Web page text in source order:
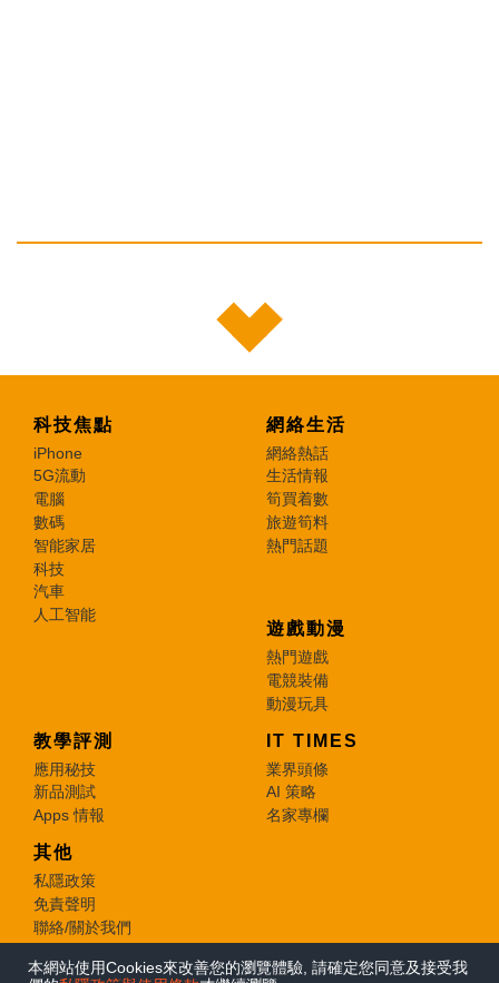
本網站使用Cookies來改善您的瀏覽體驗, 請確定您同意及接受我
科技焦點
iPhone
5G流動
電腦
數碼
智能家居
科技
汽車
人工智能
網絡生活
網絡熱話
生活情報
筍買着數
旅遊筍料
熱門話題
遊戲動漫
熱門遊戲
電競裝備
動漫玩具
教學評測
應用秘技
新品測試
Apps 情報
IT TIMES
業界頭條
AI 策略
名家專欄
其他
私隱政策
免責聲明
聯絡/關於我們
© 2026 e-zone. All Rights Reserved.